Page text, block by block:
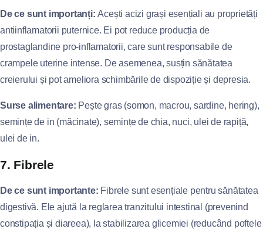
De ce sunt importanți: Acești acizi grași esențiali au proprietăți
antiinflamatorii puternice. Ei pot reduce producția de
prostaglandine pro-inflamatorii, care sunt responsabile de
crampele uterine intense. De asemenea, susțin sănătatea
creierului și pot ameliora schimbările de dispoziție și depresia.
Surse alimentare: Pește gras (somon, macrou, sardine, hering),
semințe de in (măcinate), semințe de chia, nuci, ulei de rapiță,
ulei de in.
7. Fibrele
De ce sunt importante: Fibrele sunt esențiale pentru sănătatea
digestivă. Ele ajută la reglarea tranzitului intestinal (prevenind
constipația și diareea), la stabilizarea glicemiei (reducând poftele